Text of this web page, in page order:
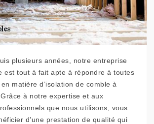
plusieurs années, notre entreprise
est tout à fait apte à répondre à toutes
matière d’isolation de comble à
à notre expertise et aux
que nous utilisons, vous
d’une prestation de qualité qui